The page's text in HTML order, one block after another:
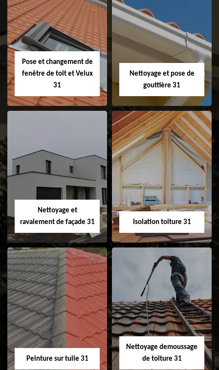
Couvreur 31
Etanchéité de
faitage et faitière
31
Pose et changement de
fenêtre de toit et Velux
31
Pose et
changement de
fenêtre de toit et
Velux 31
Nettoyage et pose de
gouttière 31
Nettoyage et pose
Nettoyage et
ravalement de façade 31
Nettoyage et
ravalement de
façade 31
Isolation toiture 31
Isolation toiture 31
Peinture sur tuile 31
Nettoyage demoussage
de toiture 31